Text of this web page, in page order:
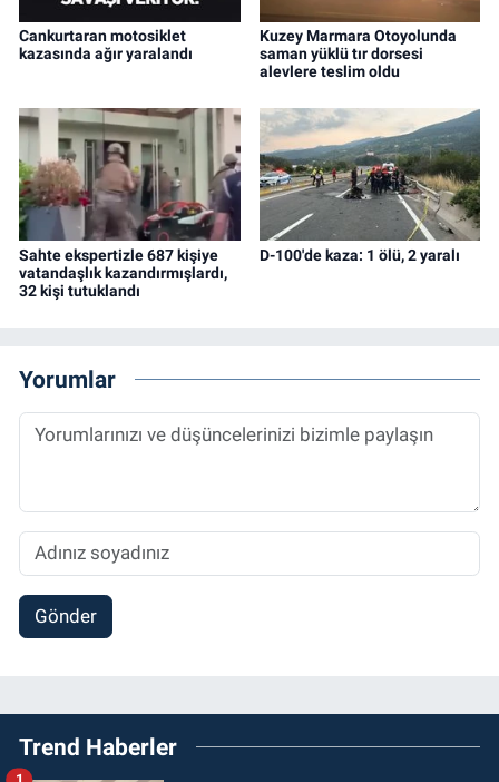
Cankurtaran motosiklet
kazasında ağır yaralandı
Kuzey Marmara Otoyolunda
saman yüklü tır dorsesi
alevlere teslim oldu
Sahte ekspertizle 687 kişiye
vatandaşlık kazandırmışlardı,
32 kişi tutuklandı
D-100'de kaza: 1 ölü, 2 yaralı
Yorumlar
Gönder
Trend Haberler